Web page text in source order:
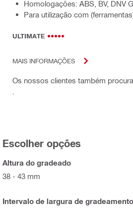
Homologações: ABS, BV, DNV
Para utilização com
ULTIMATE
MAIS INFORMAÇÕES
Os nossos clientes também
Escolher opções
Altura do gradeado
38 - 43 mm
Intervalo de largura de